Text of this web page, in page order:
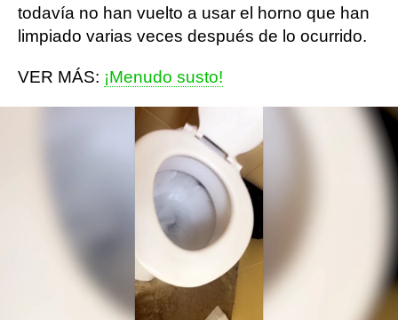
todavía no han vuelto a usar el horno que han
limpiado varias veces después de lo ocurrido.
VER MÁS: ¡Menudo susto!